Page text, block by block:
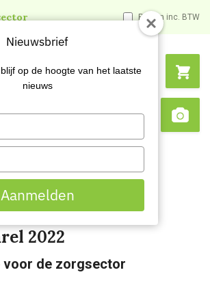
Prijzen inc. BTW
Search
Medical Carel 2022
2022
voor de zorgsector
Nieuwsbrief
op de hoogte van het laatste
nieuws
Aanmelden